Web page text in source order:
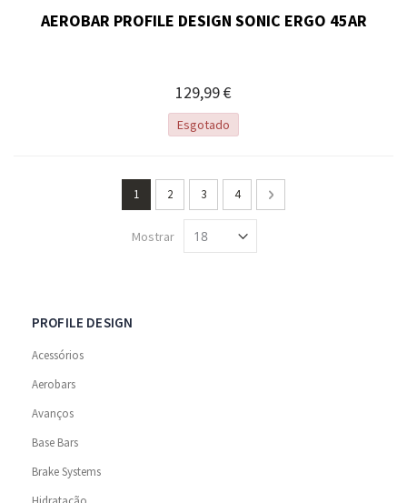
AEROBAR PROFILE DESIGN SONIC ERGO 45AR
129,99 €
Esgotado
Página
Está de momento a ler a página
1 Página
2 Página
3 Página
4 Página
Seguinte
Mostrar
PROFILE DESIGN
Acessórios
Aerobars
Avanços
Base Bars
Brake Systems